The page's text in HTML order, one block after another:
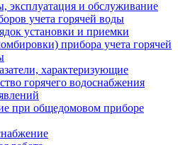
эксплуатация и обслуживание
учета горячей воды
установки и приемки
прибора учета горячей
характеризующие
горячего водоснабжения
при общедомовом приборе